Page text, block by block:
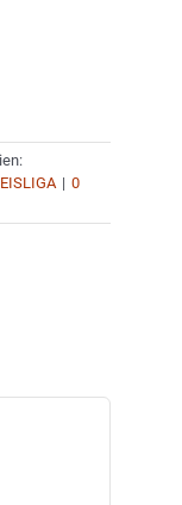
| 0